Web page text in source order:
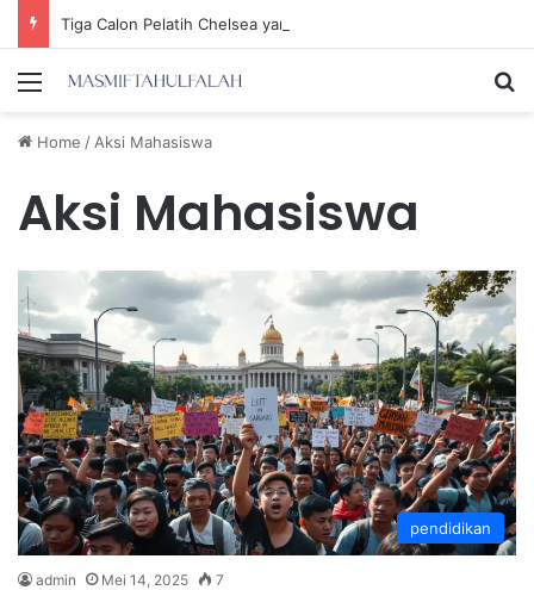
Menu
Home / Aksi Mahasiswa
Aksi Mahasiswa
pendidikan
admin Mei 14, 2025 7